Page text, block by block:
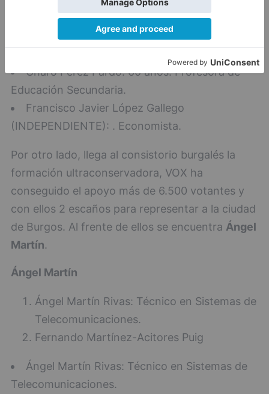
(INDEPENDIENTE): . Economista.
Vicente Marañón de Pablo: 47 años.
Charo Pérez Pardo: 60 años. Profesora de
Educación Secundaria.
Francisco Javier López Gallego
(INDEPENDIENTE): . Economista.
Por otro lado, llega al consistorio burgalés la
formación ultraconservadora, VOX ha
conseguido el apoyo más de 6.500 votantes y
con ellos 2 escaños para representar a la ciudad
de Burgos. Al frente de ellos se encuentra Ángel
Martín.
Ángel Martín
Ángel Martín Rivas: Técnico en Sistemas de
Telecomunicaciones.
Fernando Martínez-Acitores Puig
Ángel Martín Rivas: Técnico en Sistemas de
Telecomunicaciones.